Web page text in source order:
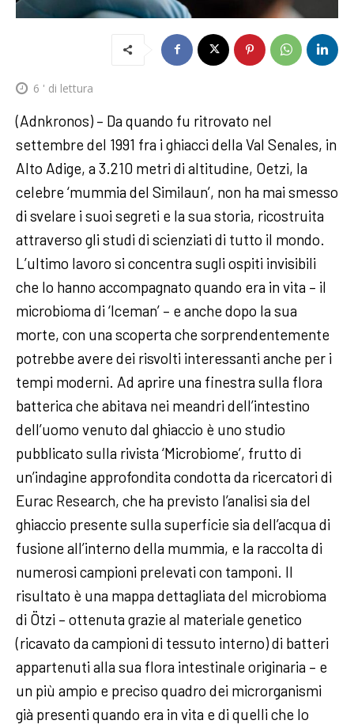
6 ' di lettura
(Adnkronos) – Da quando fu ritrovato nel
settembre del 1991 fra i ghiacci della Val Senales, in
Alto Adige, a 3.210 metri di altitudine, Oetzi, la
celebre ‘mummia del Similaun’, non ha mai smesso
di svelare i suoi segreti e la sua storia, ricostruita
attraverso gli studi di scienziati di tutto il mondo.
L’ultimo lavoro si concentra sugli ospiti invisibili
che lo hanno accompagnato quando era in vita – il
microbioma di ‘Iceman’ – e anche dopo la sua
morte, con una scoperta che sorprendentemente
potrebbe avere dei risvolti interessanti anche per i
tempi moderni. Ad aprire una finestra sulla flora
batterica che abitava nei meandri dell’intestino
dell’uomo venuto dal ghiaccio è uno studio
pubblicato sulla rivista ‘Microbiome’, frutto di
un’indagine approfondita condotta da ricercatori di
Eurac Research, che ha previsto l’analisi sia del
ghiaccio presente sulla superficie sia dell’acqua di
fusione all’interno della mummia, e la raccolta di
numerosi campioni prelevati con tamponi. Il
risultato è una mappa dettagliata del microbioma
di Ötzi – ottenuta grazie al materiale genetico
(ricavato da campioni di tessuto interno) di batteri
appartenuti alla sua flora intestinale originaria – e
un più ampio e preciso quadro dei microrganismi
già presenti quando era in vita e di quelli che lo